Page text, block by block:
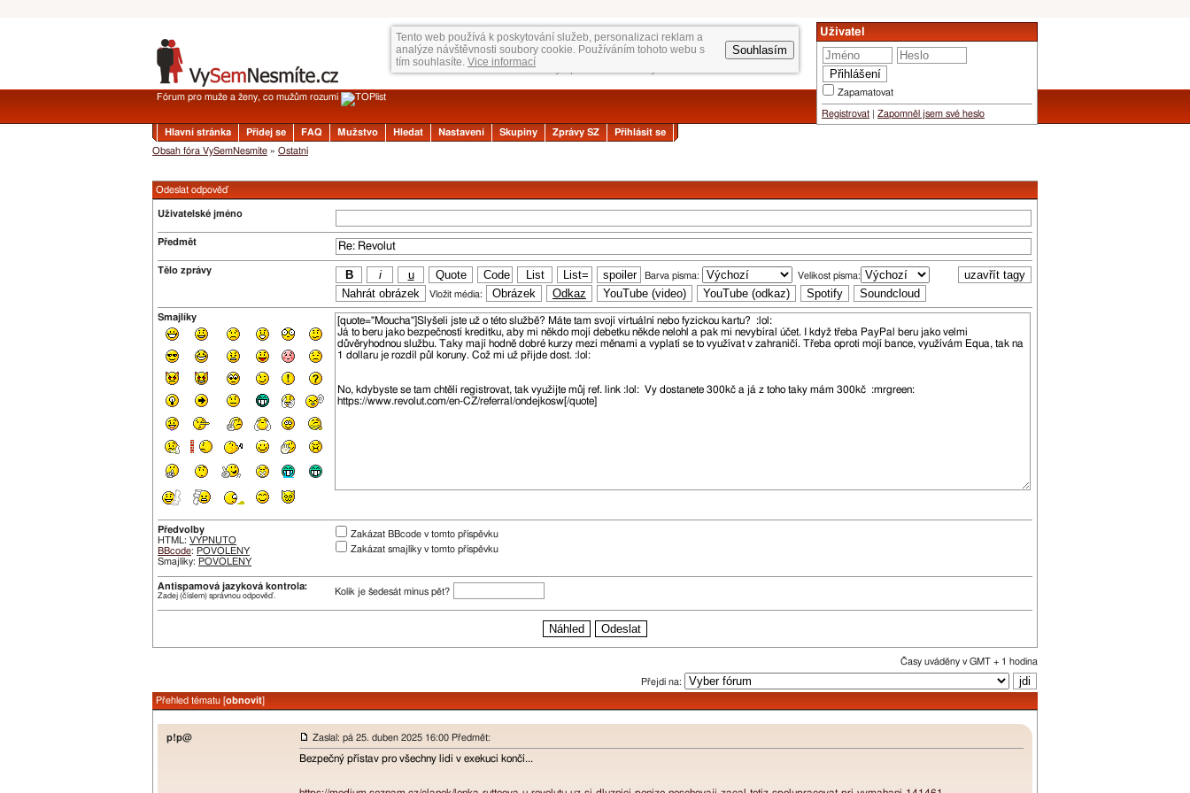
Tento web používá k poskytování služeb, personalizaci reklam a
analýze návštěvnosti soubory cookie. Používáním tohoto webu s
tím souhlasíte. Vice informací
Souhlasím
Uživatel
Zapamatovat
Registrovat Zapomněl jsem své heslo
Fórum pro muže a ženy, co mužům rozumí
Hlavní stránka Přidej se FAQ Mužstvo Hledat Nastavení Skupiny Zprávy SZ
Přihlásit se
Obsah fóra VySemNesmíte » Ostatní
Odeslat odpověď
Uživatelské jméno
Předmět
Tělo zprávy
Barva písma:
Velikost písma:
Vložit média:
Smajlíky
Předvolby
HTML: VYPNUTO
BBcode: POVOLENY
Smajlíky: POVOLENY
Zakázat BBcode v tomto příspěvku
Zakázat smajlíky v tomto příspěvku
Antispamová jazyková kontrola:
Zadej (číslem) správnou odpověď. Kolik je šedesát mínus pět?
Časy uváděny v GMT + 1 hodina
Přejdi na:
Přehled tématu [obnovit]
p!p@ Zaslal: pá 25. duben 2025 16:00 Předmět:
Bezpečný přístav pro všechny lidi v exekuci končí...